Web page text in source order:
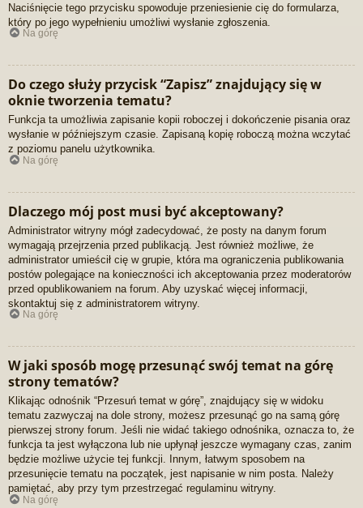
Naciśnięcie tego przycisku spowoduje przeniesienie cię do formularza,
który po jego wypełnieniu umożliwi wysłanie zgłoszenia.
Na górę
Do czego służy przycisk “Zapisz” znajdujący się w
oknie tworzenia tematu?
Funkcja ta umożliwia zapisanie kopii roboczej i dokończenie pisania oraz
wysłanie w późniejszym czasie. Zapisaną kopię roboczą można wczytać
z poziomu panelu użytkownika.
Na górę
Dlaczego mój post musi być akceptowany?
Administrator witryny mógł zadecydować, że posty na danym forum
wymagają przejrzenia przed publikacją. Jest również możliwe, że
administrator umieścił cię w grupie, która ma ograniczenia publikowania
postów polegające na konieczności ich akceptowania przez moderatorów
przed opublikowaniem na forum. Aby uzyskać więcej informacji,
skontaktuj się z administratorem witryny.
Na górę
W jaki sposób mogę przesunąć swój temat na górę
strony tematów?
Klikając odnośnik “Przesuń temat w górę”, znajdujący się w widoku
tematu zazwyczaj na dole strony, możesz przesunąć go na samą górę
pierwszej strony forum. Jeśli nie widać takiego odnośnika, oznacza to, że
funkcja ta jest wyłączona lub nie upłynął jeszcze wymagany czas, zanim
będzie możliwe użycie tej funkcji. Innym, łatwym sposobem na
przesunięcie tematu na początek, jest napisanie w nim posta. Należy
pamiętać, aby przy tym przestrzegać regulaminu witryny.
Na górę